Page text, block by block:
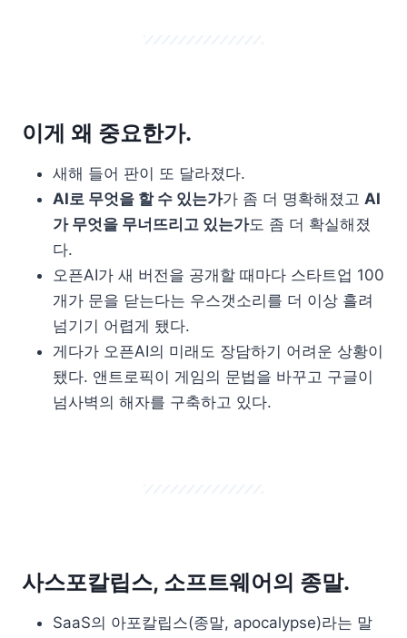
이게 왜 중요한가.
새해 들어 판이 또 달라졌다.
AI로 무엇을 할 수 있는가가 좀 더 명확해졌고 AI
가 무엇을 무너뜨리고 있는가도 좀 더 확실해졌
다.
오픈AI가 새 버전을 공개할 때마다 스타트업 100
개가 문을 닫는다는 우스갯소리를 더 이상 흘려
넘기기 어렵게 됐다.
게다가 오픈AI의 미래도 장담하기 어려운 상황이
됐다. 앤트로픽이 게임의 문법을 바꾸고 구글이
넘사벽의 해자를 구축하고 있다.
사스포칼립스, 소프트웨어의 종말.
SaaS의 아포칼립스(종말, apocalypse)라는 말